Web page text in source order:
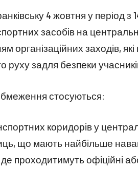
4 жовтня у період
засобів на
організаційних заходів,
руху задля безпеки
стосуються:
коридорів у
що мають найбільше
проходитимуть офіційні